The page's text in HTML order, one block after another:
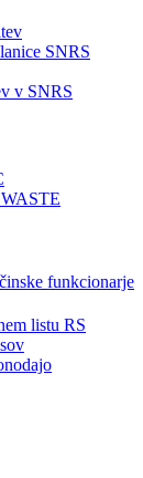
SNRS
v SNRS
funkcionarje
listu RS